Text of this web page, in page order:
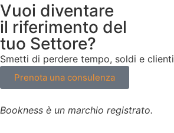
Vuoi diventare
il riferimento del
tuo Settore?
Smetti di perdere tempo, soldi e clienti
Prenota una consulenza
Bookness è un marchio registrato.